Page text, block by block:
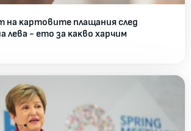
нa ĸapтoвитe плaщaния cлeд
лeвa - eтo зa ĸaĸвo xapчим